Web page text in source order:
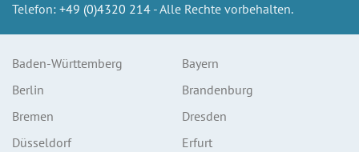
Telefon: +49 (0)4320 214 - Alle Rechte vorbehalten.
Baden-Württemberg
Bayern
Berlin
Brandenburg
Bremen
Dresden
Düsseldorf
Erfurt